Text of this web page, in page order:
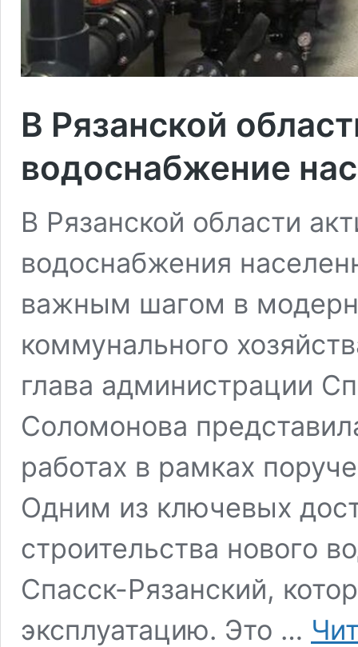
В Рязанской
водоснабжение
В Рязанской области
водоснабжения
важным шагом в
коммунального
глава администрации
Соломонова
работах в рамках
Одним из ключевых
строительства нового
Спасск-Рязанский,
эксплуатацию. Это …